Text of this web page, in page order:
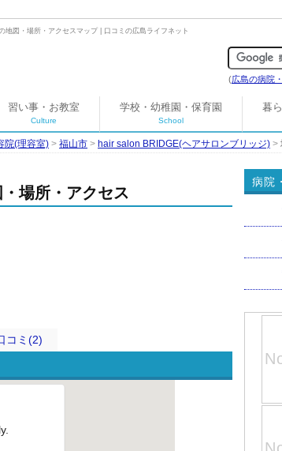
地図・場所・アクセスマップ | 口コミの広島ライフネット
(広島の病院
習い事・お教室
Culture
学校・幼稚園・保育園
School
暮
院(理容室) > 福山市 > hair salon BRIDGE(ヘアサロンブリッジ) >
場所・アクセス
コミ(2)
病院